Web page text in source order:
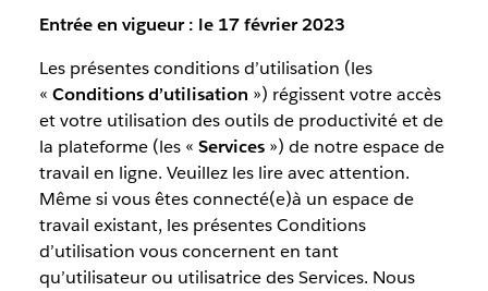
Entrée en vigueur : le 17 février 2023
Les présentes conditions d’utilisation (les
« Conditions d’utilisation ») régissent votre accès
et votre utilisation des outils de productivité et de
la plateforme (les « Services») de notre espace de
travail en ligne. Veuillez les lire avec attention.
Même si vous êtes connecté(e)à un espace de
travail existant, les présentes Conditions
d’utilisation vous concernent en tant
qu’utilisateur ou utilisatrice des Services. Nous